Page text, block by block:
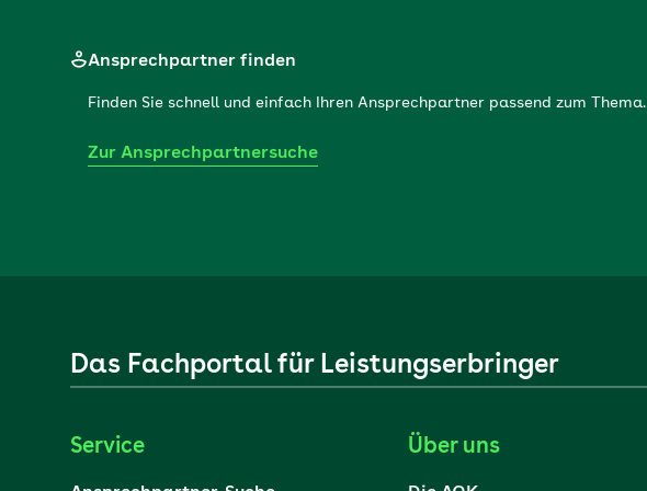
Ansprechpartner finden
Finden Sie schnell und einfach Ihren Ansprechpartner passend zum Thema.
Zur Ansprechpartnersuche
Das Fachportal für Leistungserbringer
Service Über uns